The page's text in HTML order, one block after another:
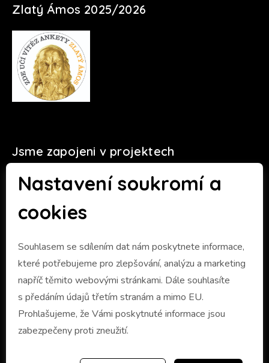
Nastavení soukromí a
cookies
Souhlasem se sdílením dat nám poskytnete informace,
které potřebujeme pro zlepšování, analýzu a marketing
napříč těmito webovými stránkami. Dále souhlasíte
s předáním údajů třetím stranám a mimo EU.
Prohlašujeme, že Vámi poskytnuté informace jsou
zabezpečeny proti zneužití.
Zlatý Ámos 2025/2026
Jsme zapojeni v projektech